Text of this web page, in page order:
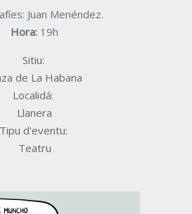
Juan Menéndez.
Hora: 19h
Sitiu:
de La Habana
Localidá:
Llanera
Tipu d'eventu:
Teatru